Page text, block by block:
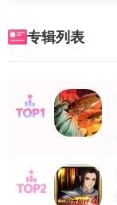
专辑列表
NO.1
NO.2